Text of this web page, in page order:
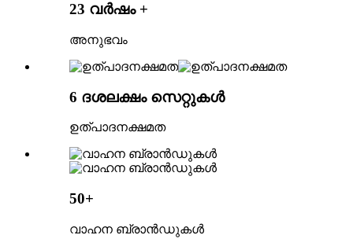
23 വർഷം +
അനുഭവം
6 ദശലക്ഷം സെറ്റുകൾ
ഉത്പാദനക്ഷമത
50+
വാഹന ബ്രാൻഡുകൾ